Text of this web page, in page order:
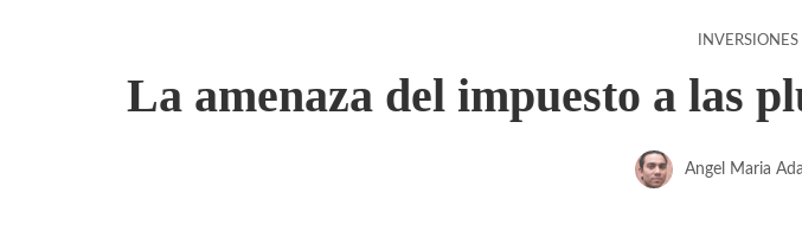
La amenaza del impuesto a las
Angel Maria